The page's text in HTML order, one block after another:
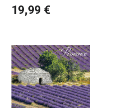
Senanque
19,99 €